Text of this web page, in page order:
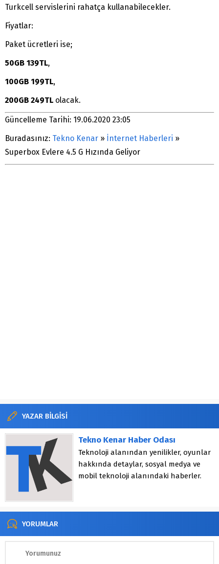
Turkcell servislerini rahatça kullanabilecekler.
Fiyatlar:
Paket ücretleri ise;
50GB 139TL,
100GB 199TL,
200GB 249TL olacak.
Güncelleme Tarihi: 19.06.2020 23:05
Buradasınız: Tekno Kenar » İnternet Haberleri »
Superbox Evlere 4.5 G Hızında Geliyor
YAZAR BİLGİSİ
Tekno Kenar Haber Odası
Teknoloji alanından yenilikler, oyunlar
hakkında detaylar, sosyal medya ve
mobil teknoloji alanındaki haberler.
YORUMLAR